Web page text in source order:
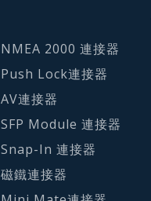
NMEA 2000 連接器
Push Lock連接器
AV連接器
SFP Module 連接器
Snap-In 連接器
磁鐵連接器